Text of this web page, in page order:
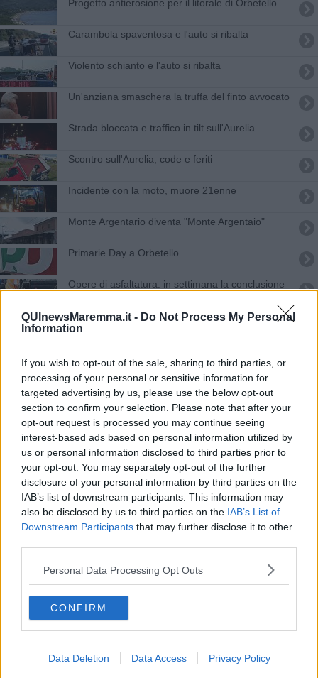
QUInewsMaremma.it - Do Not Process My Personal
Information
If you wish to opt-out of the sale, sharing to third parties, or
processing of your personal or sensitive information for
targeted advertising by us, please use the below opt-out
section to confirm your selection. Please note that after your
opt-out request is processed you may continue seeing
interest-based ads based on personal information utilized by
us or personal information disclosed to third parties prior to
your opt-out. You may separately opt-out of the further
disclosure of your personal information by third parties on the
IAB’s list of downstream participants. This information may
also be disclosed by us to third parties on the IAB’s List of
Downstream Participants that may further disclose it to other
Personal Data Processing Opt Outs
CONFIRM
Data Deletion Data Access Privacy Policy
Progetto antierosione per il litorale di Orbetello
Carambola spaventosa e l'auto si ribalta
Violento schianto e l'auto si ribalta
Un'anziana smaschera la truffa del finto avvocato
Strada bloccata e traffico in tilt sull'Aurelia
Scontro sull'Aurelia, code e feriti
Incidente con la moto, muore 21enne
​Monte Argentario diventa "Monte Argentaio"
Primarie Day a Orbetello
Opere di asfaltatura: in settimana la conclusione
Mare di Toscana, i nove punti più inquinati
Covid, altre 12 tappe per i Vaccini in spiaggia
​Benzina, gasolio, gpl, ecco dove risparmiare
​Benzina, gasolio, gpl, ecco dove risparmiare
​Benzina, gasolio, gpl, ecco dove risparmiare
​Benzina, gasolio, gpl, ecco dove risparmiare
​Benzina, gasolio, gpl, ecco dove risparmiare
Foci, mare e fiumi inquinati in 11 casi su 20
Cento milioni per la Tirrenica
Dalla Maremma le nocciole per i wafer Loacker